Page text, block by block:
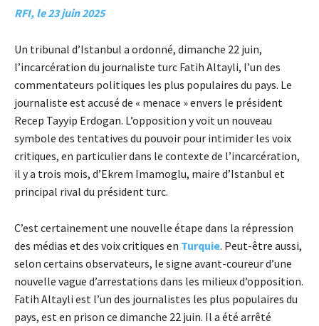
RFI, le 23 juin 2025
Un tribunal d’Istanbul a ordonné, dimanche 22 juin,
l’incarcération du journaliste turc Fatih Altayli, l’un des
commentateurs politiques les plus populaires du pays. Le
journaliste est accusé de « menace » envers le président
Recep Tayyip Erdogan. L’opposition y voit un nouveau
symbole des tentatives du pouvoir pour intimider les voix
critiques, en particulier dans le contexte de l’incarcération,
il y a trois mois, d’Ekrem Imamoglu, maire d’Istanbul et
principal rival du président turc.
C’est certainement une nouvelle étape dans la répression
des médias et des voix critiques en Turquie. Peut-être aussi,
selon certains observateurs, le signe avant-coureur d’une
nouvelle vague d’arrestations dans les milieux d’opposition.
Fatih Altayli est l’un des journalistes les plus populaires du
pays, est en prison ce dimanche 22 juin. Il a été arrêté